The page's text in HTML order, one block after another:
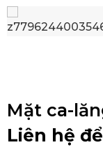
Mặt ca-
Liên hệ